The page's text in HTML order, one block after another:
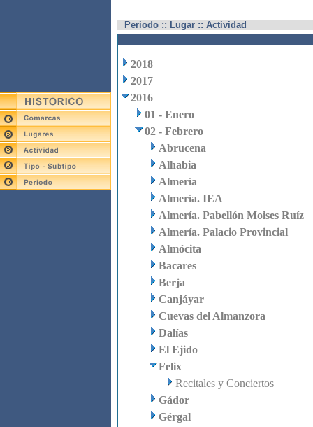
Periodo :: Lugar :: Actividad
2018
2017
2016
01 - Enero
02 - Febrero
Abrucena
Alhabia
Almería
Almería. IEA
Almería. Pabellón Moises Ruíz
Almería. Palacio Provincial
Almócita
Bacares
Berja
Canjáyar
Cuevas del Almanzora
Dalías
El Ejido
Felix
Recitales y Conciertos
Gádor
Gérgal